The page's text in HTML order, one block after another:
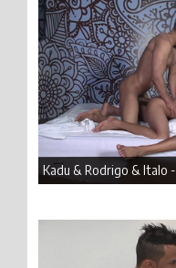
Kadu & Rodrigo & Italo -